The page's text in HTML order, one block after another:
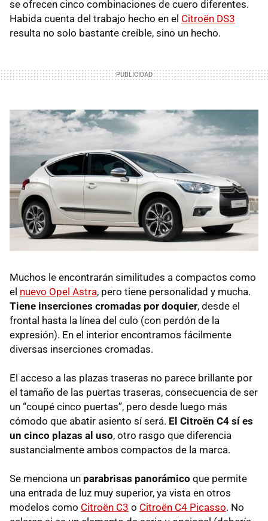
se ofrecen cinco combinaciones de cuero diferentes.
Habida cuenta del trabajo hecho en el Citroën DS3
resulta no solo bastante creíble, sino un hecho.
Muchos le encontrarán similitudes a compactos como
el nuevo Opel Astra, pero tiene personalidad y mucha.
Tiene inserciones cromadas por doquier, desde el
frontal hasta la línea del culo (con perdón de la
expresión). En el interior encontramos fácilmente
diversas inserciones cromadas.
El acceso a las plazas traseras no parece brillante por
el tamaño de las puertas traseras, consecuencia de ser
un “coupé cinco puertas”, pero desde luego más
cómodo que abatir asiento sí será. El Citroën C4 sí es
un cinco plazas al uso, otro rasgo que diferencia
sustancialmente ambos compactos de la marca.
Se menciona un parabrisas panorámico que permite
una entrada de luz muy superior, ya vista en otros
modelos como Citroën C3 o Citroën C4 Picasso. No